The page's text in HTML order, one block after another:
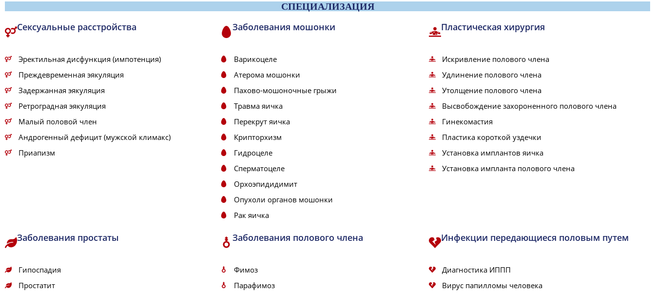
СПЕЦИАЛИЗАЦИЯ
Сексуальные расстройства
Эректильная дисфункция (импотенция)
Преждевременная эякуляция
Задержанная эякуляция
Ретроградная эякуляция
Малый половой член
Андрогенный дефицит (мужской климакс)
Приапизм
Заболевания мошонки
Варикоцеле
Атерома мошонки
Пахово-мошоночные грыжи
Травма яичка
Перекрут яичка
Крипторхизм
Гидроцеле
Сперматоцеле
Орхоэпидидимит
Опухоли органов мошонки
Рак яичка
Пластическая хирургия
Искривление полового члена
Удлинение полового члена
Утолщение полового члена
Высвобождение захороненного полового члена
Гинекомастия
Пластика короткой уздечки
Установка имплантов яичка
Установка импланта полового члена
Заболевания простаты
Гипоспадия
Простатит
Заболевания полового члена
Фимоз
Парафимоз
Инфекции передающиеся половым путем
Диагностика ИППП
Вирус папилломы человека